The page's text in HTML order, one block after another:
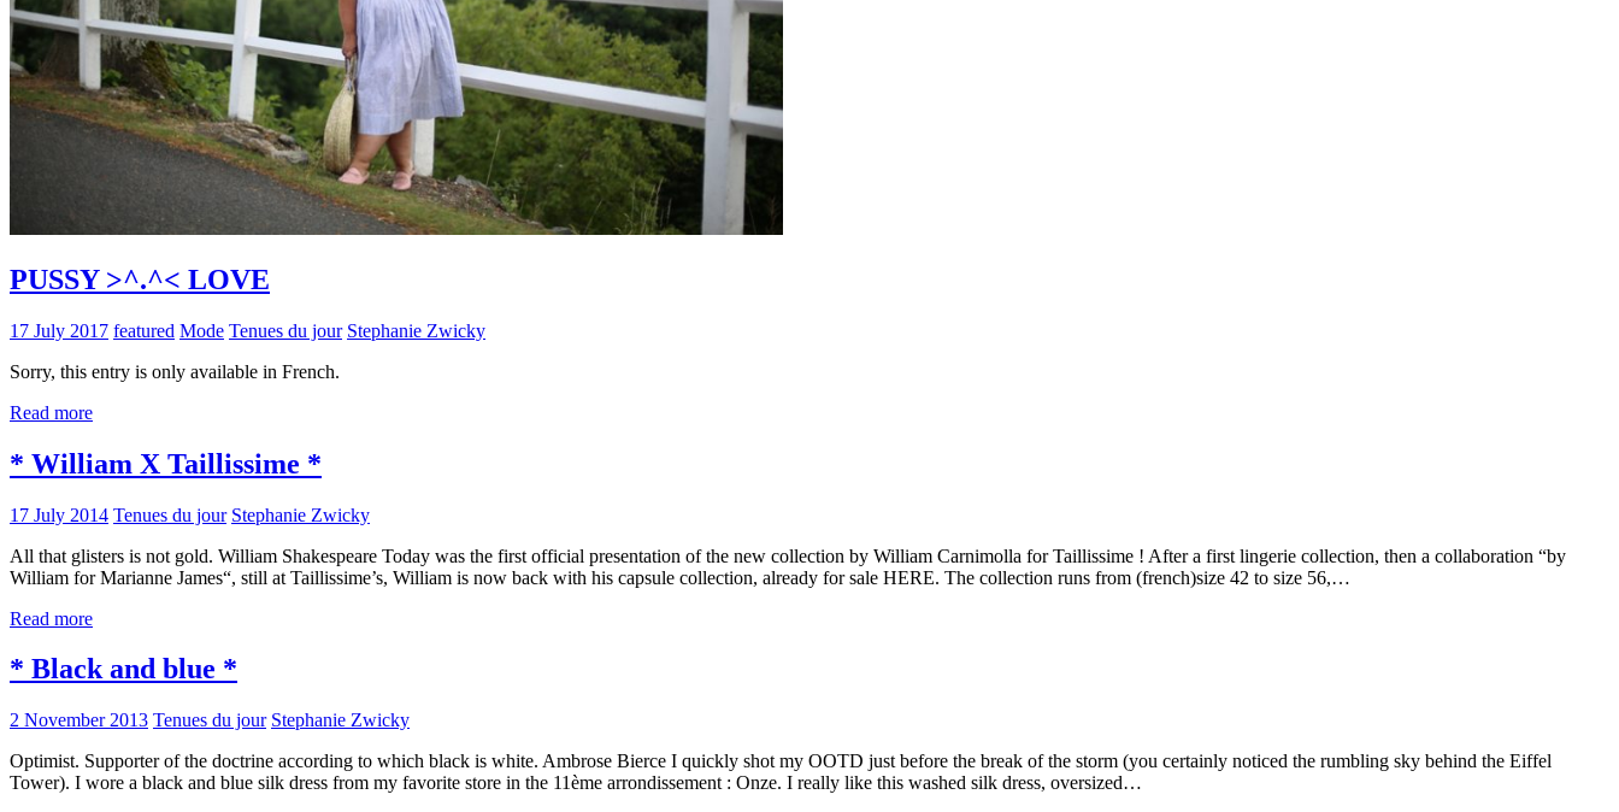
PUSSY >^.^< LOVE
17 July 2017 featured Mode Tenues du jour Stephanie Zwicky
Sorry, this entry is only available in French.
Read more
* William X Taillissime *
17 July 2014 Tenues du jour Stephanie Zwicky
All that glisters is not gold. William Shakespeare Today was the first official presentation of the new collection by William Carnimolla for Taillissime ! After a first lingerie collection, then a collaboration “by
William for Marianne James“, still at Taillissime’s, William is now back with his capsule collection, already for sale HERE. The collection runs from (french)size 42 to size 56,…
Read more
* Black and blue *
2 November 2013 Tenues du jour Stephanie Zwicky
Optimist. Supporter of the doctrine according to which black is white. Ambrose Bierce I quickly shot my OOTD just before the break of the storm (you certainly noticed the rumbling sky behind the Eiffel
Tower). I wore a black and blue silk dress from my favorite store in the 11ème arrondissement : Onze. I really like this washed silk dress, oversized…